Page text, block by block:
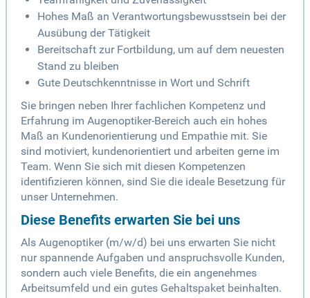
Hohes Maß an Verantwortungsbewusstsein bei der
Ausübung der Tätigkeit
Bereitschaft zur Fortbildung, um auf dem neuesten
Stand zu bleiben
Gute Deutschkenntnisse in Wort und Schrift
Sie bringen neben Ihrer fachlichen Kompetenz und
Erfahrung im Augenoptiker-Bereich auch ein hohes
Maß an Kundenorientierung und Empathie mit. Sie
sind motiviert, kundenorientiert und arbeiten gerne im
Team. Wenn Sie sich mit diesen Kompetenzen
identifizieren können, sind Sie die ideale Besetzung für
unser Unternehmen.
Diese Benefits erwarten Sie bei uns
Als Augenoptiker (m/w/d) bei uns erwarten Sie nicht
nur spannende Aufgaben und anspruchsvolle Kunden,
sondern auch viele Benefits, die ein angenehmes
Arbeitsumfeld und ein gutes Gehaltspaket beinhalten.